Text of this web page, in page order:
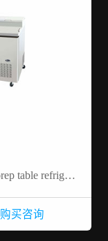
比萨台三门冷藏柜 Three door pizza prep table refrigerator
购买咨询